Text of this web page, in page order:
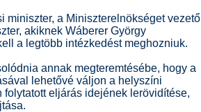
miniszter, a Miniszterelnökséget vezető
akiknek Wáberer György
a legtöbb intézkedést meghozniuk.
annak megteremtésébe, hogy a
lehetővé váljon a helyszíni
eljárás idejének lerövidítése,